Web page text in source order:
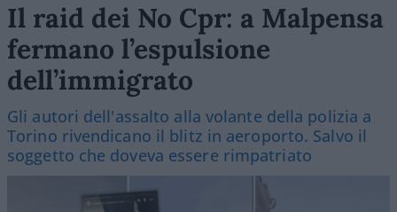
Il raid dei No Cpr: a Malpensa
fermano l’espulsione
dell’immigrato
Gli autori dell'assalto alla volante della polizia a
Torino rivendicano il blitz in aeroporto. Salvo il
soggetto che doveva essere rimpatriato